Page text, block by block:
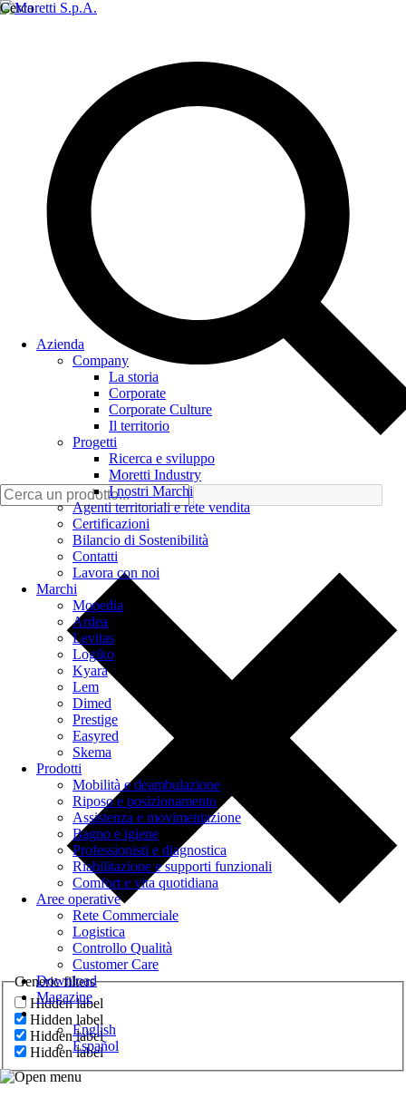
Cerca
Generic filters
Hidden label
Hidden label
Hidden label
Hidden label
Azienda
Company
La storia
Corporate
Corporate Culture
Il territorio
Progetti
Ricerca e sviluppo
Moretti Industry
I nostri Marchi
Agenti territoriali e rete vendita
Certificazioni
Bilancio di Sostenibilità
Contatti
Lavora con noi
Marchi
Mopedia
Ardea
Levitas
Logiko
Kyara
Lem
Dimed
Prestige
Easyred
Skema
Prodotti
Mobilità e deambulazione
Riposo e posizionamento
Assistenza e movimentazione
Bagno e igiene
Professionisti e diagnostica
Riabilitazione e supporti funzionali
Comfort e vita quotidiana
Aree operative
Rete Commerciale
Logistica
Controllo Qualità
Customer Care
Download
Magazine
English
Español